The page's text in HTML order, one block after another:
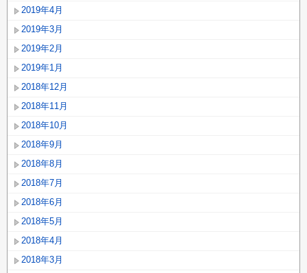
2019年4月
2019年3月
2019年2月
2019年1月
2018年12月
2018年11月
2018年10月
2018年9月
2018年8月
2018年7月
2018年6月
2018年5月
2018年4月
2018年3月